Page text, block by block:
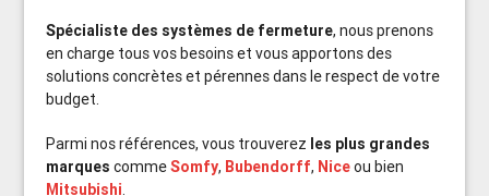
Spécialiste des systèmes de fermeture, nous prenons
en charge tous vos besoins et vous apportons des
solutions concrètes et pérennes dans le respect de votre
budget.
Parmi nos références, vous trouverez les plus grandes
marques commeSomfy, Bubendorff, Niceou bien
Mitsubishi.